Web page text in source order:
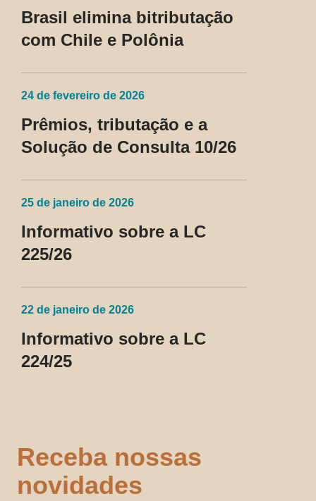
Brasil elimina bitributação
com Chile e Polônia
24 de fevereiro de 2026
Prêmios, tributação e a
Solução de Consulta 10/26
25 de janeiro de 2026
Informativo sobre a LC
225/26
22 de janeiro de 2026
Informativo sobre a LC
224/25
Receba nossas
novidades